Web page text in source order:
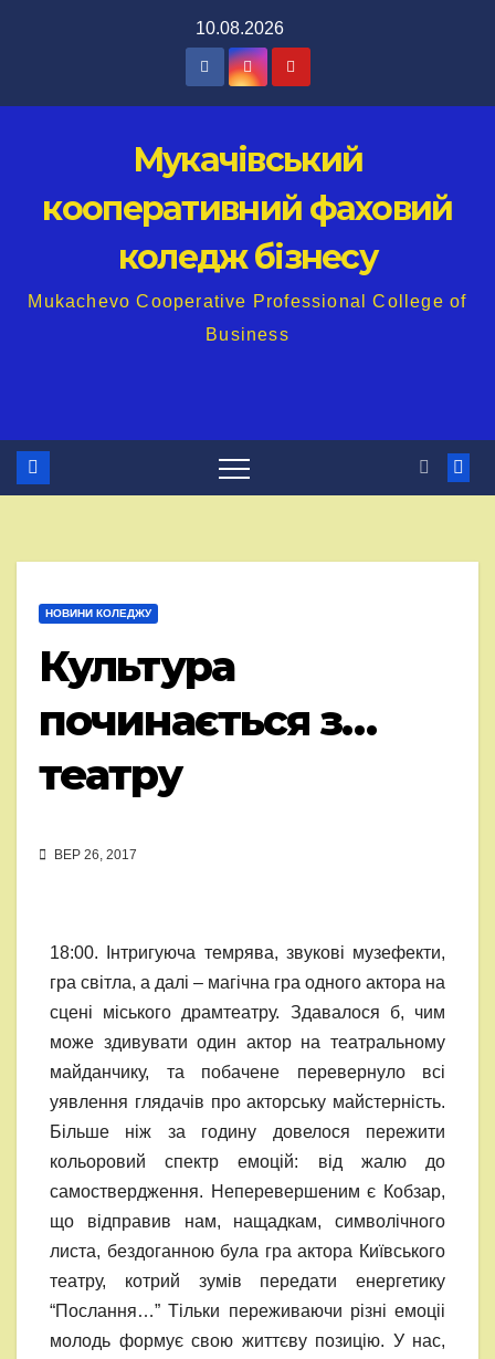
10.08.2026
Мукачівський
кооперативний фаховий
коледж бізнесу
Mukachevo Cooperative Professional College of
Business
НОВИНИ КОЛЕДЖУ
Культура
починається з…
театру
ВЕР 26, 2017
18:00. Інтригуюча темрява, звукові музефекти,
гра світла, а далі – магічна гра одного актора на
сцені міського драмтеатру. Здавалося б, чим
може здивувати один актор на театральному
майданчику, та побачене перевернуло всі
уявлення глядачів про акторську майстерність.
Більше ніж за годину довелося пережити
кольоровий спектр емоцій: від жалю до
самоствердження. Неперевершеним є Кобзар,
що відправив нам, нащадкам, символічного
листа, бездоганною була гра актора Київського
театру, котрий зумів передати енергетику
“Послання…” Тільки переживаючи різні емоціі
молодь формує свою життєву позицію. У нас,